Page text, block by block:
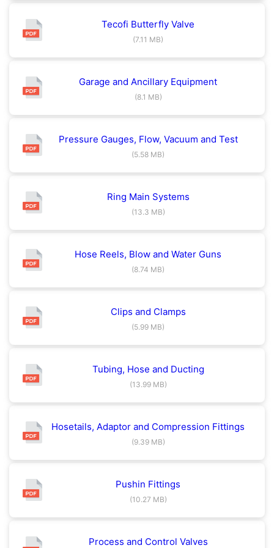
Tecofi Butterfly Valve
(7.11 MB)
Garage and Ancillary Equipment
(8.1 MB)
Pressure Gauges, Flow, Vacuum and Test
(5.58 MB)
Ring Main Systems
(13.3 MB)
Hose Reels, Blow and Water Guns
(8.74 MB)
Clips and Clamps
(5.99 MB)
Tubing, Hose and Ducting
(13.99 MB)
Hosetails, Adaptor and Compression Fittings
(9.39 MB)
Pushin Fittings
(10.27 MB)
Process and Control Valves